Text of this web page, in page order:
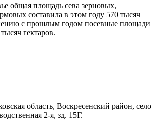
общая площадь сева зерновых,
составила в этом году 570 тысяч
с прошлым годом посевные площади
гектаров.
область, Воскресенский район, село
2-я, зд. 15Г.